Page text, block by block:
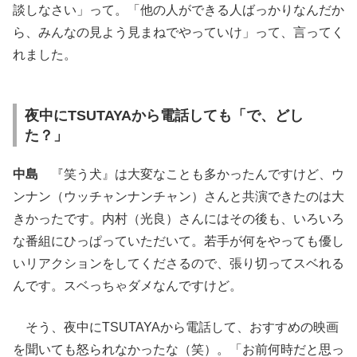
談しなさい」って。「他の人ができる人ばっかりなんだか
ら、みんなの見よう見まねでやっていけ」って、言ってく
れました。
夜中にTSUTAYAから電話しても「で、どし
た？」
中島 『笑う犬』は大変なことも多かったんですけど、ウ
ンナン（ウッチャンナンチャン）さんと共演できたのは大
きかったです。内村（光良）さんにはその後も、いろいろ
な番組にひっぱっていただいて。若手が何をやっても優し
いリアクションをしてくださるので、張り切ってスベれる
んです。スベっちゃダメなんですけど。
そう、夜中にTSUTAYAから電話して、おすすめの映画
を聞いても怒られなかったな（笑）。「お前何時だと思っ